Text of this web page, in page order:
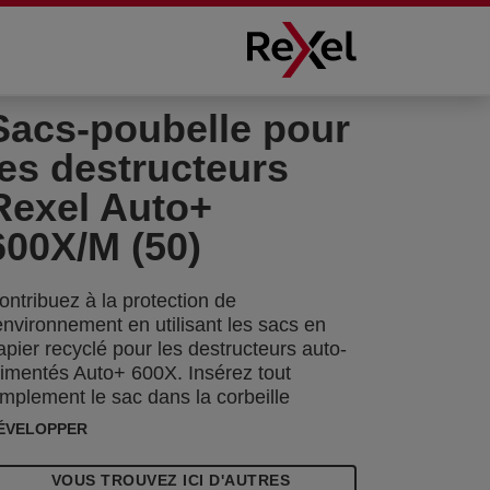
poubelle pour
destructeurs
Auto+
M (50)
à la protection de
en utilisant les sacs en
recyclé pour les destructeurs auto-
Auto+ 600X. Insérez tout
le sac dans la corbeille
du destructeur et contrôlez le
visualisation. Dès qu'il est rempli, le
VOUS TROUVEZ ICI D'AUTRES